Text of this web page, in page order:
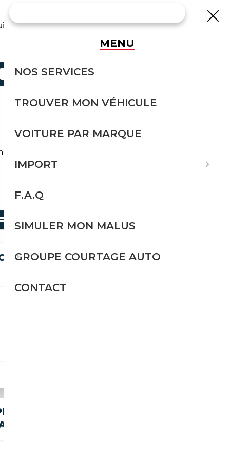
avec l'accompagnement Courtage Auto.
PACK CUIR BOITE
TÜV
MENU
NOS SERVICES
TROUVER MON VÉHICULE
VOITURE PAR MARQUE
IMPORT
F.A.Q
SIMULER MON MALUS
GROUPE COURTAGE AUTO
CONTACT